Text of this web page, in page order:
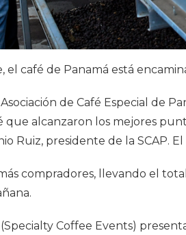
café de Panamá está
de Café Especial de
que alcanzaron los mejores
Ruiz, presidente de la SCAP.
compradores, llevando el
Coffee Events)